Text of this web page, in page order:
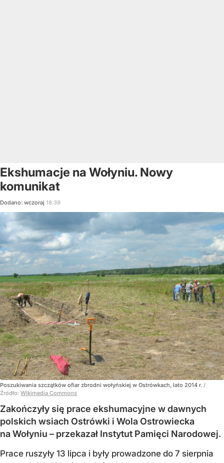
Ekshumacje na Wołyniu. Nowy
komunikat
Dodano: wczoraj 18:39
Poszukiwania szczątków ofiar zbrodni wołyńskiej w Ostrówkach, lato 2014 r. /
Źródło: Wikimedia Commons
Zakończyły się prace ekshumacyjne w dawnych
polskich wsiach Ostrówki i Wola Ostrowiecka
na Wołyniu – przekazał Instytut Pamięci Narodowej.
Prace ruszyły 13 lipca i były prowadzone do 7 sierpnia